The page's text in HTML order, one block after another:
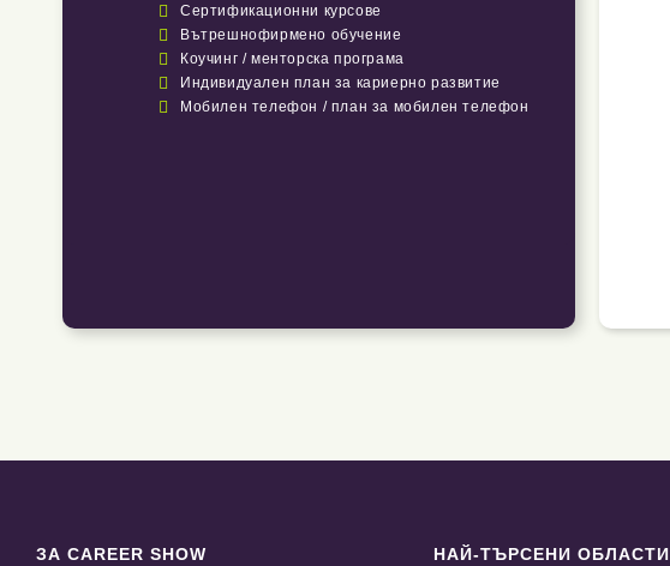
 Сертификационни курсове
 Вътрешнофирмено обучение
 Коучинг / менторска програма
 Индивидуален план за кариерно развитие
 Мобилен телефон / план за мобилен телефон
ЗА CAREER SHOW НАЙ-ТЪРСЕНИ ОБЛАСТИ